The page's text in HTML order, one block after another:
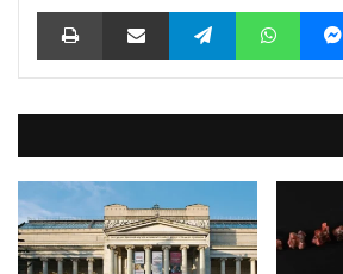
ماسنجر واتساب تيلقرام مشاركة عبر البريد طباعة